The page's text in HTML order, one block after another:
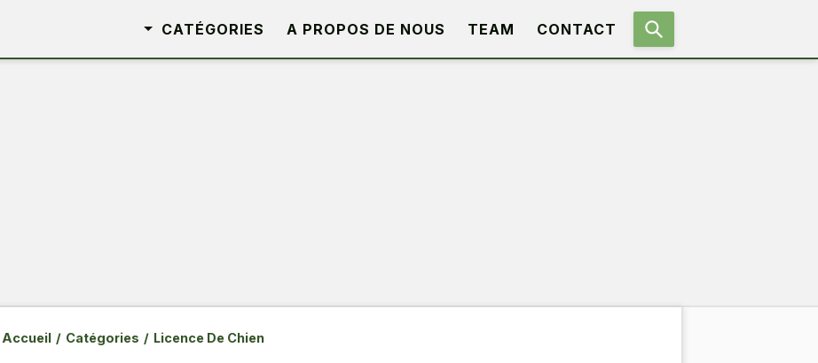
CATÉGORIES A PROPOS DE NOUS TEAM CONTACT
Accueil / Catégories / Licence De Chien